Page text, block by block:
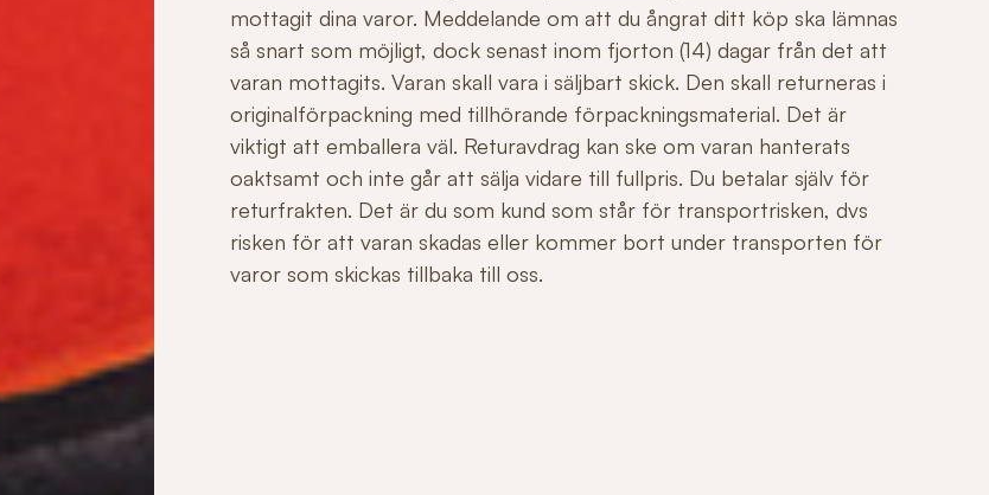
mottagit dina varor. Meddelande om att du ångrat ditt köp ska lämnas
så snart som möjligt, dock senast inom fjorton (14) dagar från det att
varan mottagits. Varan skall vara i säljbart skick. Den skall returneras i
originalförpackning med tillhörande förpackningsmaterial. Det är
viktigt att emballera väl. Returavdrag kan ske om varan hanterats
oaktsamt och inte går att sälja vidare till fullpris. Du betalar själv för
returfrakten. Det är du som kund som står för transportrisken, dvs
risken för att varan skadas eller kommer bort under transporten för
varor som skickas tillbaka till oss.